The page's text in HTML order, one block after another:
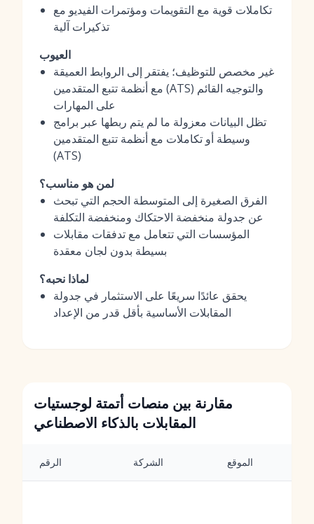
تكاملات قوية مع التقويمات ومؤتمرات الفيديو مع
تذكيرات آلية
العيوب
غير مخصص للتوظيف؛ يفتقر إلى الروابط العميقة
مع أنظمة تتبع المتقدمين (ATS) والتوجيه القائم
على المهارات
تظل البيانات معزولة ما لم يتم ربطها عبر برامج
وسيطة أو تكاملات مع أنظمة تتبع المتقدمين
(ATS)
لمن هو مناسب؟
الفرق الصغيرة إلى المتوسطة الحجم التي تبحث
عن جدولة منخفضة الاحتكاك ومنخفضة التكلفة
المؤسسات التي تتعامل مع تدفقات مقابلات
بسيطة بدون لجان معقدة
لماذا نحبه؟
يحقق عائدًا سريعًا على الاستثمار في جدولة
المقابلات الأساسية بأقل قدر من الإعداد
مقارنة بين منصات أتمتة لوجستيات
المقابلات بالذكاء الاصطناعي
الرقم الشركة الموقع